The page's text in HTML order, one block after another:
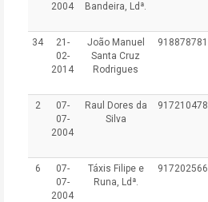
2004
Bandeira, Ldª.
34
21-
02-
2014
João Manuel
Santa Cruz
Rodrigues
918878781
2
07-
07-
2004
Raul Dores da
Silva
917210478
6
07-
07-
2004
Táxis Filipe e
Runa, Ldª.
917202566